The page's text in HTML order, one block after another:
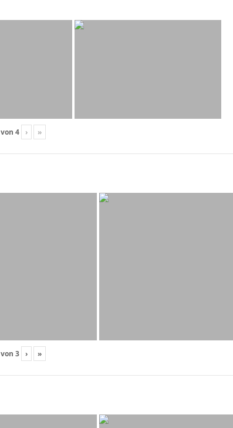
von 4 › »
von 3 › »